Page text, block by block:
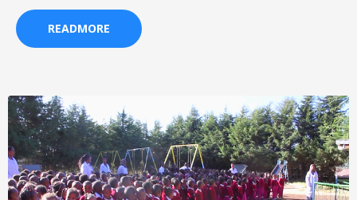
READMORE